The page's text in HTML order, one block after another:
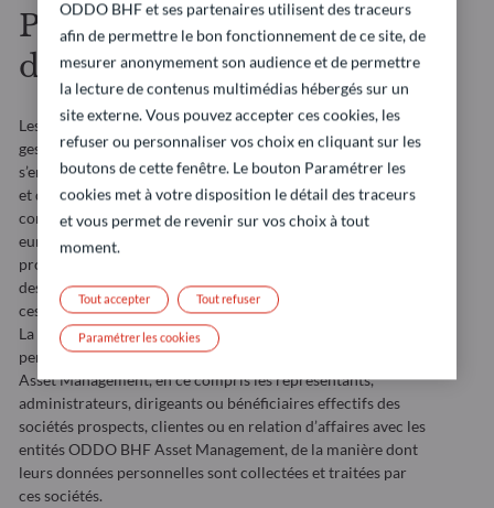
Politique de protection
des données personnelles
Les filiales de ODDO BHF intervenant dans le domaine de la
gestion d’actifs (« ODDO BHF Asset Management »)
s’engagent à ce que les traitements effectués sur ce site web
et dans le cadre de leurs activités de gestion soient
conformes au Règlement (UE) 2016/679 du Parlement
européen et du Conseil du 27 avril 2016, relatif à la
protection des personnes physiques à l’égard du traitement
des données à caractère personnel et à la libre circulation de
ces données (le « RGPD »).
La présente politique est destinée à informer toutes les
personnes qui interagissent avec les entités de ODDO BHF
Asset Management, en ce compris les représentants,
administrateurs, dirigeants ou bénéficiaires effectifs des
sociétés prospects, clientes ou en relation d’affaires avec les
entités ODDO BHF Asset Management, de la manière dont
leurs données personnelles sont collectées et traitées par
ces sociétés.
ODDO BHF et ses partenaires utilisent des traceurs
afin de permettre le bon fonctionnement de ce site, de
mesurer anonymement son audience et de permettre
la lecture de contenus multimédias hébergés sur un
site externe. Vous pouvez accepter ces cookies, les
refuser ou personnaliser vos choix en cliquant sur les
boutons de cette fenêtre. Le bouton Paramétrer les
cookies met à votre disposition le détail des traceurs
et vous permet de revenir sur vos choix à tout
moment.
Tout refuser
Tout accepter
Paramétrer les cookies